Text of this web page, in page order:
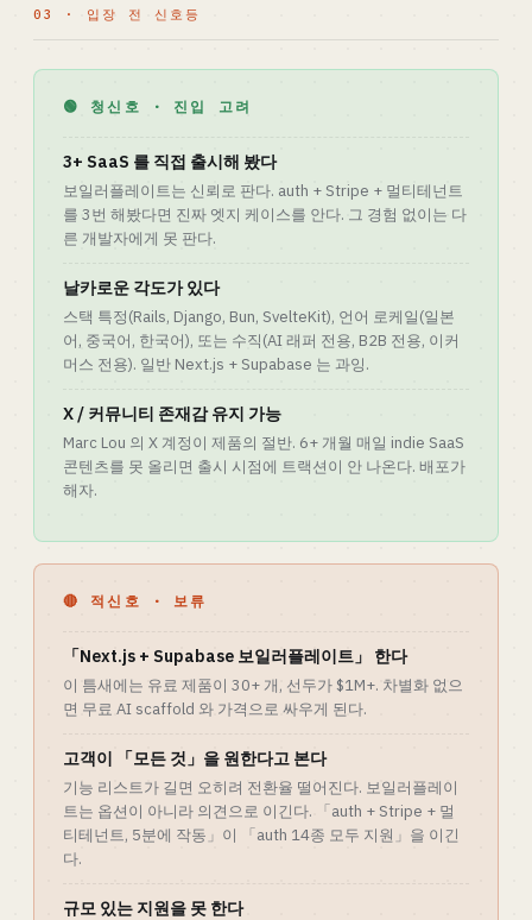
03 · 입장 전 신호등
🟢 청신호 · 진입 고려
3+ SaaS 를 직접 출시해 봤다
보일러플레이트는 신뢰로 판다. auth + Stripe + 멀티테넌트
를 3번 해봤다면 진짜 엣지 케이스를 안다. 그 경험 없이는 다
른 개발자에게 못 판다.
날카로운 각도가 있다
스택 특정(Rails, Django, Bun, SvelteKit), 언어 로케일(일본
어, 중국어, 한국어), 또는 수직(AI 래퍼 전용, B2B 전용, 이커
머스 전용). 일반 Next.js + Supabase 는 과잉.
X / 커뮤니티 존재감 유지 가능
Marc Lou 의 X 계정이 제품의 절반. 6+ 개월 매일 indie SaaS
콘텐츠를 못 올리면 출시 시점에 트랙션이 안 나온다. 배포가
해자.
🔴 적신호 · 보류
「Next.js + Supabase 보일러플레이트」 한다
이 틈새에는 유료 제품이 30+ 개, 선두가 $1M+. 차별화 없으
면 무료 AI scaffold 와 가격으로 싸우게 된다.
고객이 「모든 것」을 원한다고 본다
기능 리스트가 길면 오히려 전환율 떨어진다. 보일러플레이
트는 옵션이 아니라 의견으로 이긴다. 「auth + Stripe + 멀
티테넌트, 5분에 작동」이 「auth 14종 모두 지원」을 이긴
다.
규모 있는 지원을 못 한다